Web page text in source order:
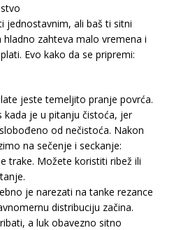
jednostavnim, ali baš ti sitni
hladno zahteva malo vremena i
Evo kako da se pripremi:
jeste temeljito pranje povrća.
je u pitanju čistoća, jer
od nečistoća. Nakon
na sečenje i seckanje:
trake. Možete koristiti ribež ili
je narezati na tanke rezance
distribuciju začina.
a luk obavezno sitno